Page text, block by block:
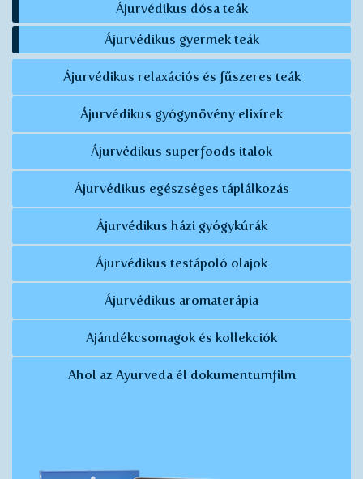
Ájurvédikus dósa teák
Ájurvédikus gyermek teák
Ájurvédikus relaxációs és fűszeres teák
Ájurvédikus gyógynövény elixírek
Ájurvédikus superfoods italok
Ájurvédikus egészséges táplálkozás
Ájurvédikus házi gyógykúrák
Ájurvédikus testápoló olajok
Ájurvédikus aromaterápia
Ajándékcsomagok és kollekciók
Ahol az Ayurveda él dokumentumfilm